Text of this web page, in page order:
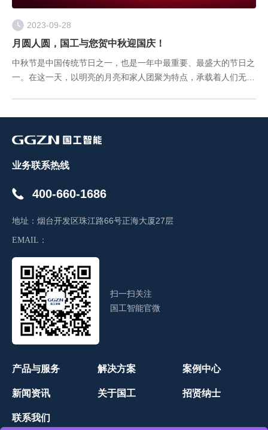
2023-09-28
月圆人圆，国工与您贺中秋迎国庆！
中秋节是中国传统节日之一，也是一年中最重要、最盛大的节日之
一。在这一天，以明亮的月亮和家人团聚为特点，承载着人们无尽
业务联系热线
400-660-1686
地址： 烟台开发区珠江路66号正海大厦27层
EMAIL：
扫一扫关注
国工智能官微
产品与服务 解决方案 案例中心
新闻资讯 关于国工 招贤纳士
联系我们